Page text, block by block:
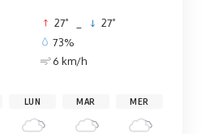
27° 27°
73%
6 km/h
LUN MAR MER